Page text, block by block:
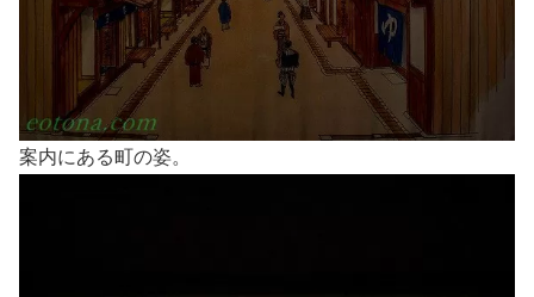
案内にある町の姿。